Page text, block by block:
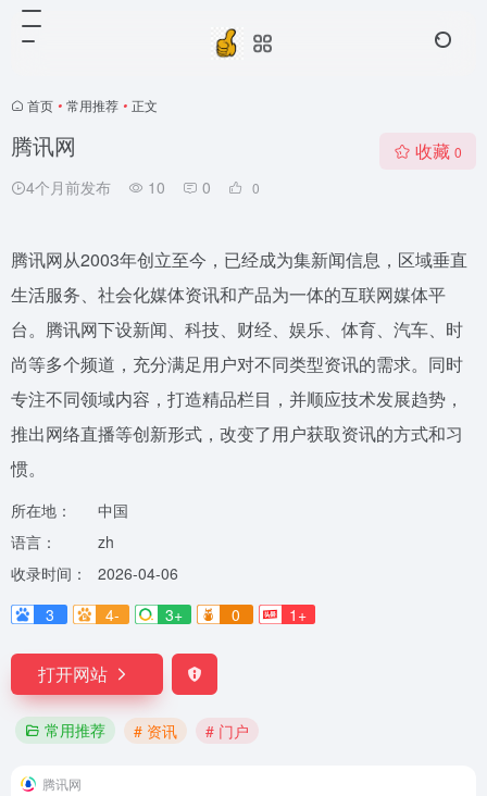
首页 • 常用推荐 • 正文
腾讯网
4个月前发布 10 0 0
收藏 0
腾讯网从2003年创立至今，已经成为集新闻信息，区域垂直
生活服务、社会化媒体资讯和产品为一体的互联网媒体平
台。腾讯网下设新闻、科技、财经、娱乐、体育、汽车、时
尚等多个频道，充分满足用户对不同类型资讯的需求。同时
专注不同领域内容，打造精品栏目，并顺应技术发展趋势，
推出网络直播等创新形式，改变了用户获取资讯的方式和习
惯。
所在地：
中国
语言：
zh
收录时间：
2026-04-06
3
4- 3+ 0 1+
打开网站
常用推荐 # 资讯 # 门户
腾讯网